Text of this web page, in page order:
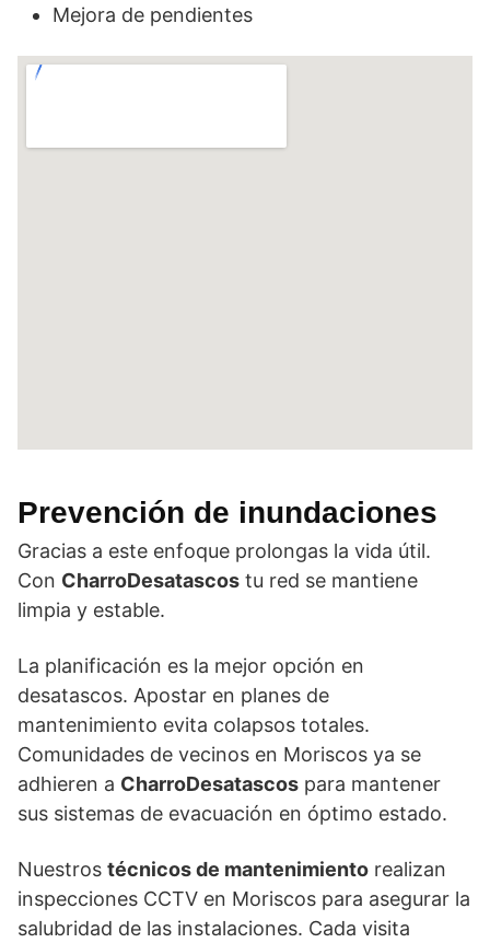
Mejora de pendientes
Prevención de inundaciones
Gracias a este enfoque prolongas la vida útil.
Con CharroDesatascos tu red se mantiene
limpia y estable.
La planificación es la mejor opción en
desatascos. Apostar en planes de
mantenimiento evita colapsos totales.
Comunidades de vecinos en Moriscos ya se
adhieren a CharroDesatascos para mantener
sus sistemas de evacuación en óptimo estado.
Nuestros técnicos de mantenimiento realizan
inspecciones CCTV en Moriscos para asegurar la
salubridad de las instalaciones. Cada visita